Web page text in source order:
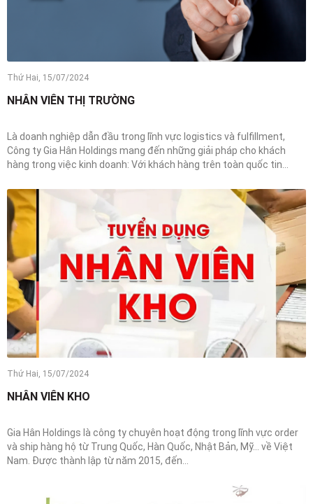
Thứ Hai, 15/07/2024
NHÂN VIÊN THỊ TRƯỜNG
Là doanh nghiệp dẫn đầu trong lĩnh vực logistics và fulfillment,
Công ty Gia Hân Holdings mang đến những giải pháp cho khách
hàng trong việc kinh doanh: Với khách hàng trên toàn quốc tin...
Thứ Hai, 15/07/2024
NHÂN VIÊN KHO
Gia Hân Holdings là công ty chuyên hoạt động trong lĩnh vực order
và ship hàng hộ từ Trung Quốc, Hàn Quốc, Nhật Bản, Mỹ… về Việt
Nam. Được thành lập từ năm 2015, đến...